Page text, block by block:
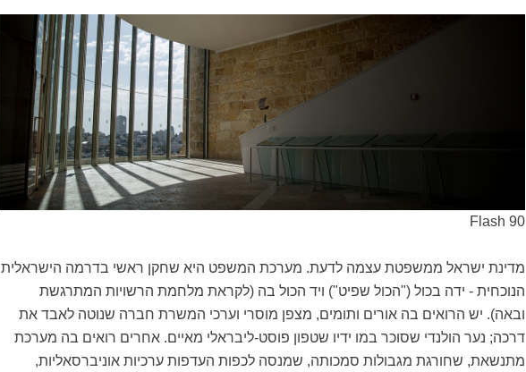
Flash 90
מדינת ישראל ממשפטת עצמה לדעת. מערכת המשפט היא שחקן ראשי בדרמה הישראלית
הנוכחית - ידה בכול ("הכול שפיט") ויד הכול בה (לקראת מלחמת הרשויות המתרגשת
ובאה). יש הרואים בה אורים ותומים, מצפן מוסרי וערכי המשרת חברה שנוטה לאבד את
דרכה; נער הולנדי שסוכר במו ידיו שטפון פוסט-ליבראלי מאיים. אחרים רואים בה מערכת
מתנשאת, שחורגת מגבולות סמכותה, שמנסה לכפות העדפות ערכיות אוניברסאליות,